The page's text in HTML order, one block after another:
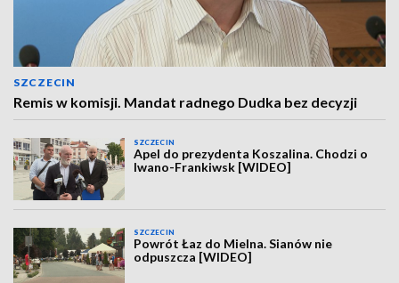
SZCZECIN
Remis w komisji. Mandat radnego Dudka bez decyzji
SZCZECIN
Apel do prezydenta Koszalina. Chodzi o
Iwano-Frankiwsk [WIDEO]
SZCZECIN
Powrót Łaz do Mielna. Sianów nie
odpuszcza [WIDEO]